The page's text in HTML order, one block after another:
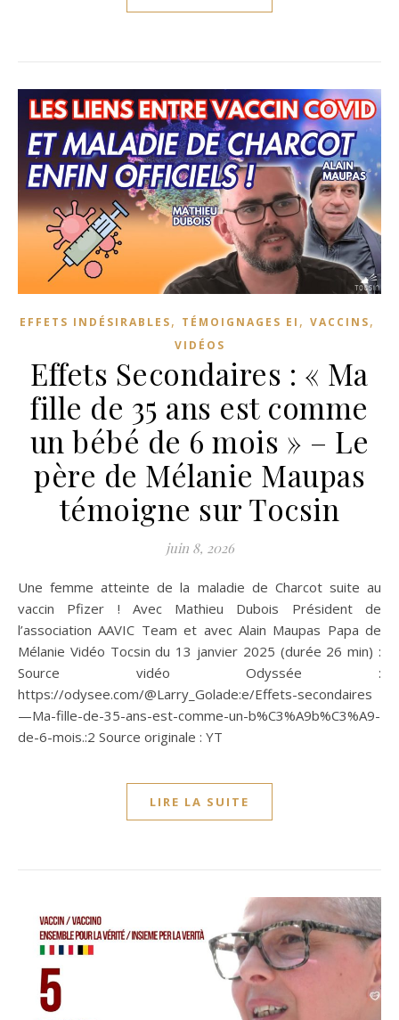
EFFETS INDÉSIRABLES, TÉMOIGNAGES EI , VACCINS,
VIDÉOS
Effets Secondaires : « Ma
fille de 35 ans est comme
un bébé de 6 mois » – Le
père de Mélanie Maupas
témoigne sur Tocsin
juin 8, 2026
Une femme atteinte de la maladie de Charcot suite au
vaccin Pfizer ! Avec Mathieu Dubois Président de
l’association AAVIC Team et avec Alain Maupas Papa de
Mélanie Vidéo Tocsin du 13 janvier 2025 (durée 26 min) :
Source vidéo Odyssée :
https://odysee.com/@Larry_Golade:e/Effets-secondaires
—Ma-fille-de-35-ans-est-comme-un-b%C3%A9b%C3%A9-
de-6-mois.:2 Source originale : YT
LIRE LA SUITE